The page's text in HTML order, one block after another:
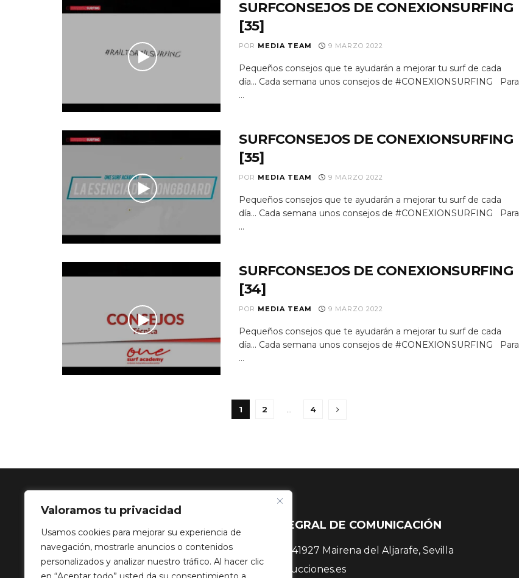
Valoramos tu privacidad
Usamos cookies para mejorar su experiencia de
navegación, mostrarle anuncios o contenidos
personalizados y analizar nuestro tráfico. Al hacer clic
SURFCONSEJOS DE CONEXIONSURFING
[35]
POR MEDIA TEAM 9 MARZO 2022
Pequeños consejos que te ayudarán a mejorar tu surf de cada
día... Cada semana unos consejos de #CONEXIONSURFING Para
...
SURFCONSEJOS DE CONEXIONSURFING
[35]
POR MEDIA TEAM 9 MARZO 2022
Pequeños consejos que te ayudarán a mejorar tu surf de cada
día... Cada semana unos consejos de #CONEXIONSURFING Para
...
SURFCONSEJOS DE CONEXIONSURFING
[34]
POR MEDIA TEAM 9 MARZO 2022
Pequeños consejos que te ayudarán a mejorar tu surf de cada
día... Cada semana unos consejos de #CONEXIONSURFING Para
...
1 2 4
SOLUCIÓN INTEGRAL DE COMUNICACIÓN
Calle Balance, 38, 41927 Mairena del Aljarafe, Sevilla
info@mediatproducciones.es